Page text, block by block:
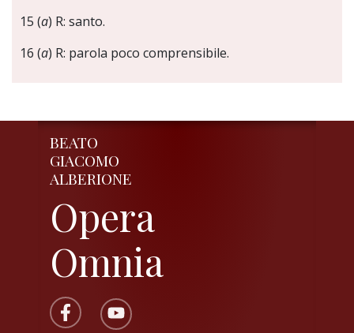
15 (a) R: santo.
16 (a) R: parola poco comprensibile.
BEATO
GIACOMO
ALBERIONE
Opera
Omnia